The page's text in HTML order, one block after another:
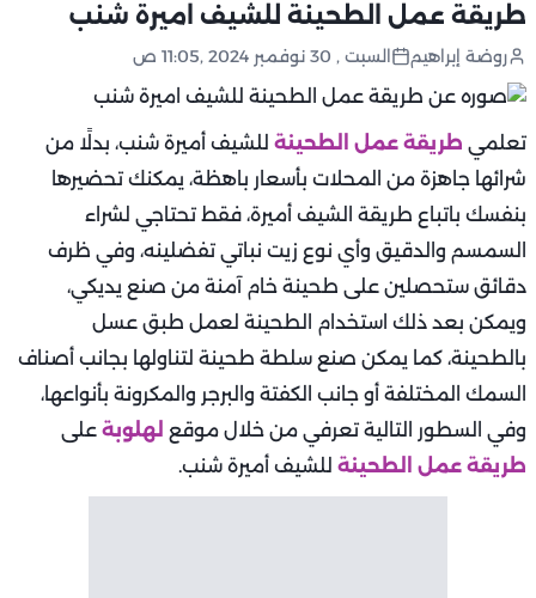
طريقة عمل الطحينة للشيف اميرة شنب
روضة إبراهيم السبت , 30 نوفمبر 2024 ,11:05 ص
تعلمي طريقة عمل الطحينة للشيف أميرة شنب، بدلًا من
شرائها جاهزة من المحلات بأسعار باهظة، يمكنك تحضيرها
بنفسك باتباع طريقة الشيف أميرة، فقط تحتاجي لشراء
السمسم والدقيق وأي نوع زيت نباتي تفضلينه، وفي ظرف
دقائق ستحصلين على طحينة خام آمنة من صنع يديكي،
ويمكن بعد ذلك استخدام الطحينة لعمل طبق عسل
بالطحينة، كما يمكن صنع سلطة طحينة لتناولها بجانب أصناف
السمك المختلفة أو جانب الكفتة والبرجر والمكرونة بأنواعها،
وفي السطور التالية تعرفي من خلال موقع لهلوبة على
طريقة عمل الطحينة للشيف أميرة شنب.